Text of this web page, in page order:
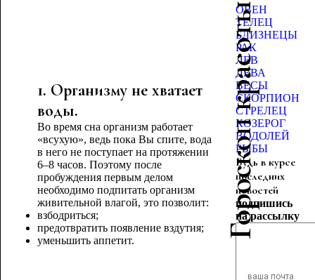
1. Организму не хватает
воды.
Во время сна организм работает
«всухую», ведь пока Вы спите, вода
в него не поступает на протяжении
6–8 часов. Поэтому после
пробуждения первым делом
необходимо подпитать организм
живительной влагой, это позволит:
взбодриться;
предотвратить появление вздутия;
уменьшить аппетит.
Гороскоп красоты
ОВЕН
ТЕЛЕЦ
БЛИЗНЕЦЫ
РАК
ЛЕВ
ДЕВА
ВЕСЫ
СКОРПИОН
СТРЕЛЕЦ
КОЗЕРОГ
ВОДОЛЕЙ
РЫБЫ
Будь в курсе
последних
новостей
подпишись
на рассылку